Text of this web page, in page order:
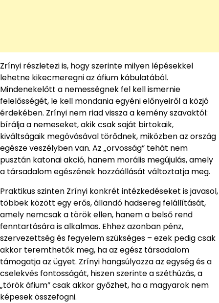
Zrínyi részletezi is, hogy szerinte milyen lépésekkel
lehetne kikecmeregni az áfium kábulatából.
Mindenekelőtt a nemességnek fel kell ismernie
felelősségét, le kell mondania egyéni előnyeiről a közjó
érdekében. Zrínyi nem riad vissza a kemény szavaktól:
bírálja a nemeseket, akik csak saját birtokaik,
kiváltságaik megóvásával törődnek, miközben az ország
egésze veszélyben van. Az „orvosság” tehát nem
pusztán katonai akció, hanem morális megújulás, amely
a társadalom egészének hozzáállását változtatja meg.
Praktikus szinten Zrínyi konkrét intézkedéseket is javasol,
többek között egy erős, állandó hadsereg felállítását,
amely nemcsak a török ellen, hanem a belső rend
fenntartására is alkalmas. Ehhez azonban pénz,
szervezettség és fegyelem szükséges – ezek pedig csak
akkor teremthetők meg, ha az egész társadalom
támogatja az ügyet. Zrínyi hangsúlyozza az egység és a
cselekvés fontosságát, hiszen szerinte a széthúzás, a
„török áfium” csak akkor győzhet, ha a magyarok nem
képesek összefogni.